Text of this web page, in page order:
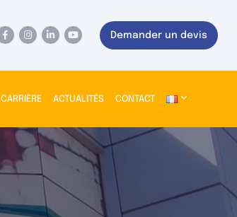
Demander un devis
CARRIÈRE ACTUALITÉS CONTACT